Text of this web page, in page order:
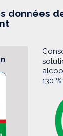
données
130 %